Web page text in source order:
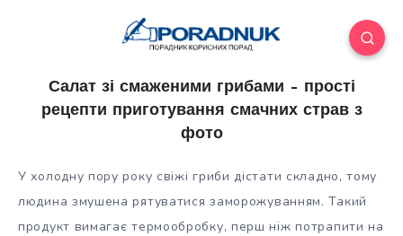
Салат зі смаженими грибами – прості
рецепти приготування смачних страв з
фото
У холодну пору року свіжі гриби дістати складно, тому
людина змушена рятуватися заморожуванням. Такий
продукт вимагає термообробку, перш ніж потрапити на